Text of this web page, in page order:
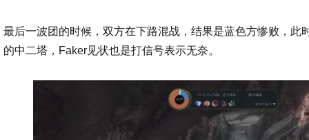
最后一波团的时候，双方在下路混战，结果是蓝色方惨败，此
的中二塔，Faker见状也是打信号表示无奈。